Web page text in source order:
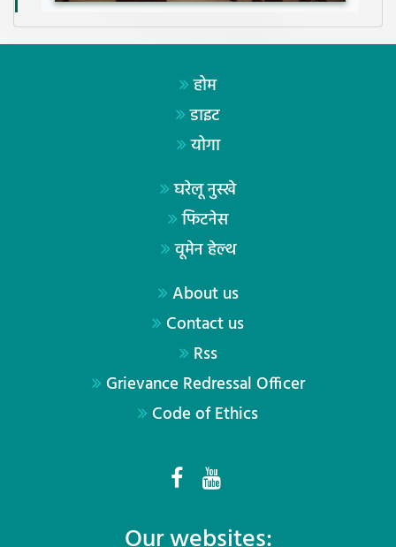
होम
डाइट
योगा
घरेलू नुस्खे
फिटनेस
वूमेन हेल्थ
About us
Contact us
Rss
Grievance Redressal Officer
Code of Ethics